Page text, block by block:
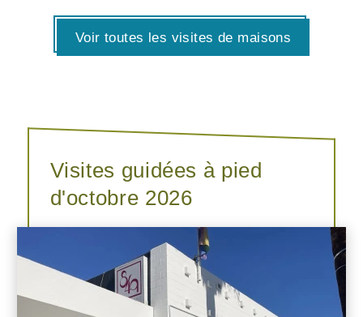
Voir toutes les visites de maisons
Visites guidées à pied
d'octobre 2026